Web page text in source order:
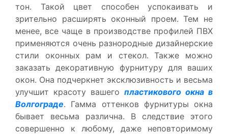
тон. Такой цвет способен успокаивать и
зрительно расширять оконный проем. Тем не
менее, все чаще в производстве профилей ПВХ
применяются очень разнородные дизайнерские
стили оконных рам и стекол. Также можно
заказать декоративную фурнитуру для ваших
окон. Она подчеркнет эксклюзивность и весьма
улучшит красоту вашего пластикового окна в
Волгограде. Гамма оттенков фурнитуры окна
бывает весьма различна. В следствие этого
совершенно к любому, даже неповторимому